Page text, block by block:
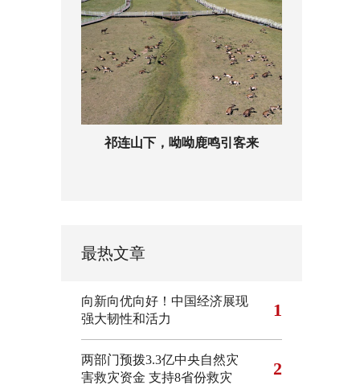
祁连山下，呦呦鹿鸣引客来
最热文章
向新向优向好！中国经济展现
强大韧性和活力
1
两部门预拨3.3亿中央自然灾
害救灾资金 支持8省份救灾
2